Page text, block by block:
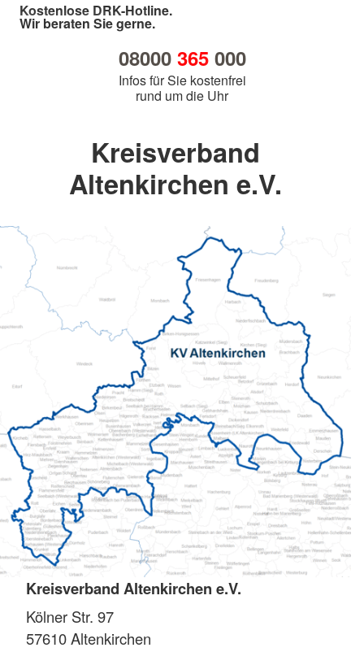
Kostenlose DRK-Hotline.
Wir beraten Sie gerne.
08000 365000
Infos für Sie kostenfrei
rund um die Uhr
Kreisverband
Altenkirchen e.V.
Kreisverband Altenkirchen e.V.
Kölner Str. 97
57610Altenkirchen